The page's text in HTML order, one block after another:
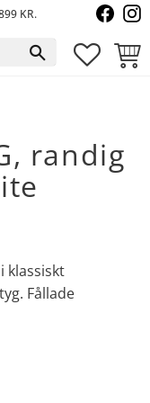
KR.
randig
klassiskt
Fållade